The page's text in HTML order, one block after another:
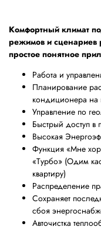
Комфортный климат
режимов и сценариев
простое понятное
Работа и
Планирование
кондиционера
Управление по
Быстрый доступ
Высокая
Функция «Мне
«Турбо» (Одим
квартиру)
Распределение
Сохраняет
сбоя
Авточистка